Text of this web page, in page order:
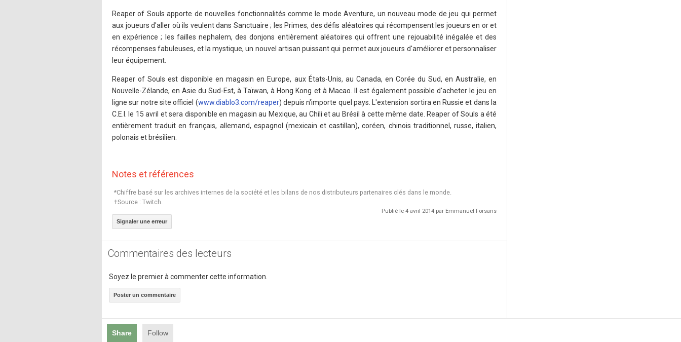
Reaper of Souls apporte de nouvelles fonctionnalités comme le mode Aventure, un nouveau mode de jeu qui permet
aux joueurs d'aller où ils veulent dans Sanctuaire ; les Primes, des défis aléatoires qui récompensent les joueurs en or et
en expérience ; les failles nephalem, des donjons entièrement aléatoires qui offrent une rejouabilité inégalée et des
récompenses fabuleuses, et la mystique, un nouvel artisan puissant qui permet aux joueurs d'améliorer et personnaliser
leur équipement.
Reaper of Souls est disponible en magasin en Europe, aux États-Unis, au Canada, en Corée du Sud, en Australie, en
Nouvelle-Zélande, en Asie du Sud-Est, à Taïwan, à Hong Kong et à Macao. Il est également possible d'acheter le jeu en
ligne sur notre site officiel (www.diablo3.com/reaper) depuis n'importe quel pays. L'extension sortira en Russie et dans la
C.E.I. le 15 avril et sera disponible en magasin au Mexique, au Chili et au Brésil à cette même date. Reaper of Souls a été
entièrement traduit en français, allemand, espagnol (mexicain et castillan), coréen, chinois traditionnel, russe, italien,
polonais et brésilien.
Notes et références
*Chiffre basé sur les archives internes de la société et les bilans de nos distributeurs partenaires clés dans le monde.
†Source : Twitch.
Publié le 4 avril 2014 par Emmanuel Forsans
Signaler une erreur
Commentaires des lecteurs
Soyez le premier à commenter cette information.
Poster un commentaire
Share Follow